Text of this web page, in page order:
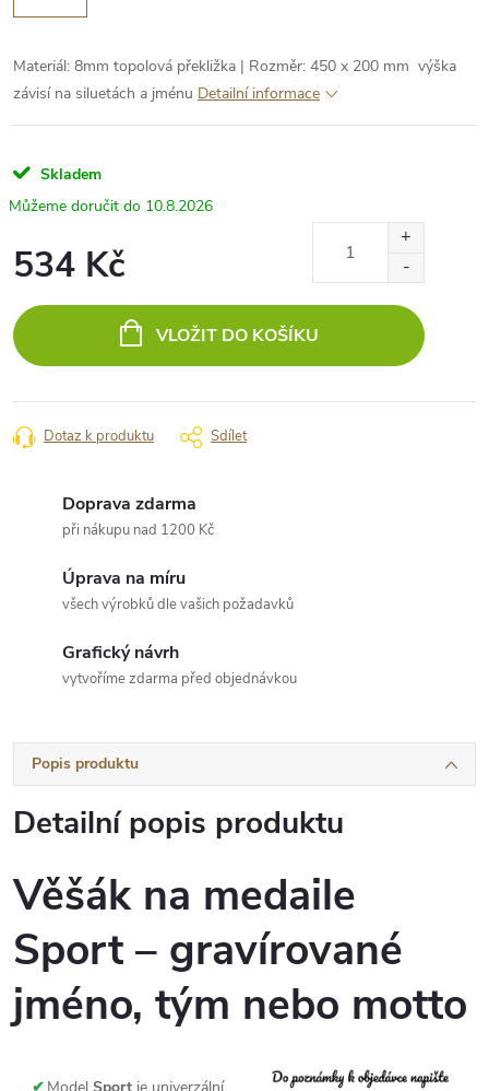
Materiál: 8mm topolová překližka | Rozměr: 450 x 200 mm výška
závisí na siluetách a jménu Detailní informace
Skladem
10.8.2026
534 Kč
cena:
VLOŽIT DO KOŠÍKU
Dotaz k produktu Sdílet
Doprava zdarma
při nákupu nad 1200 Kč
Úprava na míru
všech výrobků dle vašich požadavků
Grafický návrh
vytvoříme zdarma před objednávkou
Popis produktu
Detailní popis produktu
Věšák na medaile
Sport – gravírované
jméno, tým nebo motto